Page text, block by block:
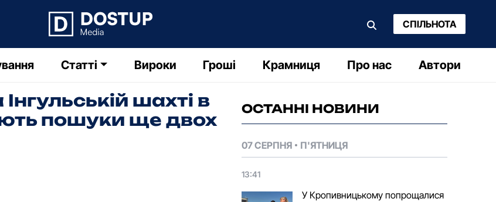
СПІЛЬНОТА
Статті Вироки Гроші Крамниця Про нас Автори
шахті в
пошуки ще двох
ОСТАННІ НОВИНИ
07 СЕРПНЯ П'ЯТНИЦЯ
13:41
У Кропивницькому попрощалися